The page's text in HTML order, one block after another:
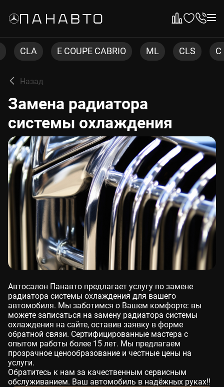
E COUPE CABRIO ML CLS C COUPE
Назад
Замена радиатора
системы охлаждения
Автосалон Панавто предлагает услугу по замене
радиатора системы охлаждения для вашего
автомобиля. Мы заботимся о Вашем комфорте: вы
можете записаться на замену радиатора системы
охлаждения на сайте, оставив заявку в форме
обратной связи. Сертифицированные мастера с
опытом работы более 15 лет. Мы предлагаем
прозрачное ценообразование и честные цены на
услуги.
Обратитесь к нам за качественным сервисным
обслуживанием. Ваш автомобиль в надёжных руках!!